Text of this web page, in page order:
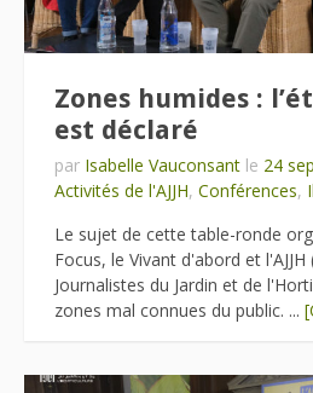
Zones humides :
est déclaré
par Isabelle Vauconsant le 24
Activités de l'AJJH, Conférences,
Le sujet de cette table-ronde
Focus, le Vivant d'abord et
Journalistes du Jardin et de
zones mal connues du public. ...